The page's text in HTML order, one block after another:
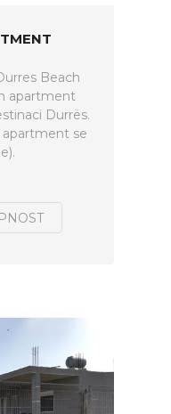
Beach
apartment
Durrës.
apartment se